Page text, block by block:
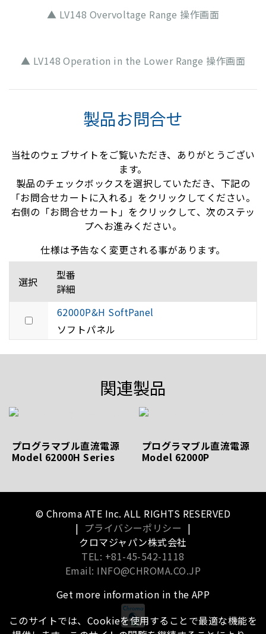
▲ LV148 Overvoltage Range 操作画面
▲ LV148 Operation in the Lower Range 操作画面
製品お問合せ
当社のウェブサイトをご覧いただき、ありがとうござい
ます。
製品のチェックボックスを選択していただき、下記の
「お問合せカートに入れる」をクリックしてください。
右側の「お問合せカート」をクリックして、次のステッ
プへお進みください。
仕様は予告なく変更される事があります。
選択
型番
詳細
62000P&H SoftPanel
ソフトパネル
関連製品
プログラマブル直流電源
Model 62000H Series
プログラマブル直流電源
Model 62000P
© Chroma ATE Inc. ALL RIGHTS RESERVED
| プライバシーポリシー |
クロマジャパン株式会社
TEL: +81-45-542-1118
Email: INFO@CHROMA.CO.JP
Get more information in the APP
このサイトでは、Cookieを使用することで最適な機能を